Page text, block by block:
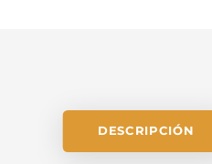
DESCRIPCIÓN